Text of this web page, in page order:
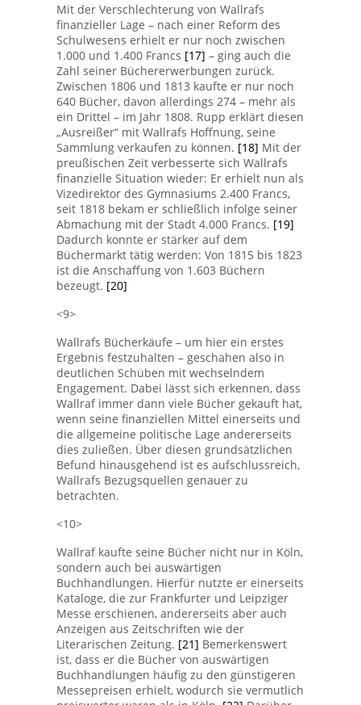
Mit der Verschlechterung von Wallrafs
finanzieller Lage – nach einer Reform des
Schulwesens erhielt er nur noch zwischen
1.000 und 1.400 Francs [17] – ging auch die
Zahl seiner Büchererwerbungen zurück.
Zwischen 1806 und 1813 kaufte er nur noch
640 Bücher, davon allerdings 274 – mehr als
ein Drittel – im Jahr 1808. Rupp erklärt diesen
„Ausreißer“ mit Wallrafs Hoffnung, seine
Sammlung verkaufen zu können. [18] Mit der
preußischen Zeit verbesserte sich Wallrafs
finanzielle Situation wieder: Er erhielt nun als
Vizedirektor des Gymnasiums 2.400 Francs,
seit 1818 bekam er schließlich infolge seiner
Abmachung mit der Stadt 4.000 Francs. [19]
Dadurch konnte er stärker auf dem
Büchermarkt tätig werden: Von 1815 bis 1823
ist die Anschaffung von 1.603 Büchern
bezeugt. [20]
<9>
Wallrafs Bücherkäufe – um hier ein erstes
Ergebnis festzuhalten – geschahen also in
deutlichen Schüben mit wechselndem
Engagement. Dabei lässt sich erkennen, dass
Wallraf immer dann viele Bücher gekauft hat,
wenn seine finanziellen Mittel einerseits und
die allgemeine politische Lage andererseits
dies zuließen. Über diesen grundsätzlichen
Befund hinausgehend ist es aufschlussreich,
Wallrafs Bezugsquellen genauer zu
betrachten.
<10>
Wallraf kaufte seine Bücher nicht nur in Köln,
sondern auch bei auswärtigen
Buchhandlungen. Hierfür nutzte er einerseits
Kataloge, die zur Frankfurter und Leipziger
Messe erschienen, andererseits aber auch
Anzeigen aus Zeitschriften wie der
Literarischen Zeitung. [21] Bemerkenswert
ist, dass er die Bücher von auswärtigen
Buchhandlungen häufig zu den günstigeren
Messepreisen erhielt, wodurch sie vermutlich